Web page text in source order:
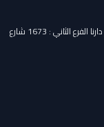
الفرع الاول : زهراء المعادي الطريق الدائري كومباوند اشجار دارنا الفرع الثاني : 1673 شارع